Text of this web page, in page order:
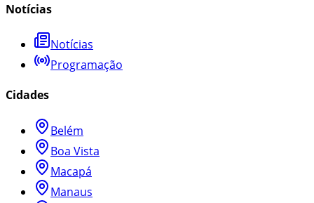
Notícias
Notícias
Programação
Cidades
Belém
Boa Vista
Macapá
Manaus